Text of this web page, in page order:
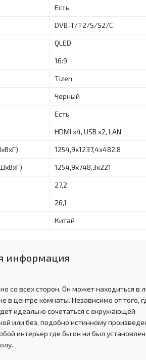
Есть
DVB-T/T2/S/S2/C
QLED
16:9
Tizen
Черный
Есть
HDMI x4, USB x2, LAN
1254,9х1237,4х482,8
1254,9х748,3х221
27,2
26,1
Китай
информация
со всех сторон. Он может находиться в
в центре комнаты. Независимо от того,
идеально сочетаться с окружающей
или без, подобно истинному
интерьер где бы он ни был